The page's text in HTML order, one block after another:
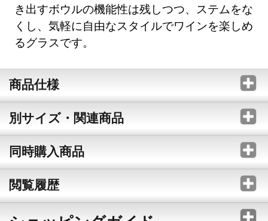
き出すボウルの機能性は残しつつ、ステムをな
くし、気軽に自由なスタイルでワインを楽しめ
るグラスです。
商品仕様
別サイズ・関連商品
同時購入商品
閲覧履歴